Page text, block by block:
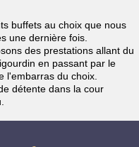
buffets au choix que nous
une dernière fois.
des prestations allant du
en passant par le
l'embarras du choix.
détente dans la cour